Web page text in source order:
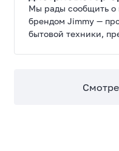
Мы рады сообщить о
брендом Jimmy —
бытовой техники,